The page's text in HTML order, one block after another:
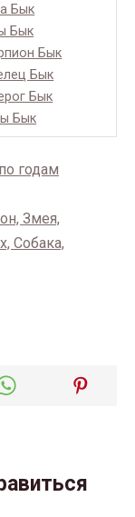
Бык
Бык
Бык
Бык
Бык
Бык
годам
Змея,
Собака,